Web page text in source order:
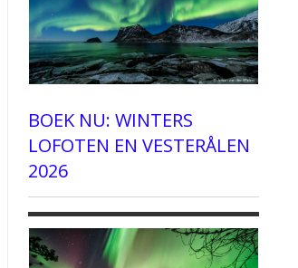
BOEK NU: WINTERS
LOFOTEN EN VESTERÅLEN
2026